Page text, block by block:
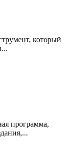
который
программа,